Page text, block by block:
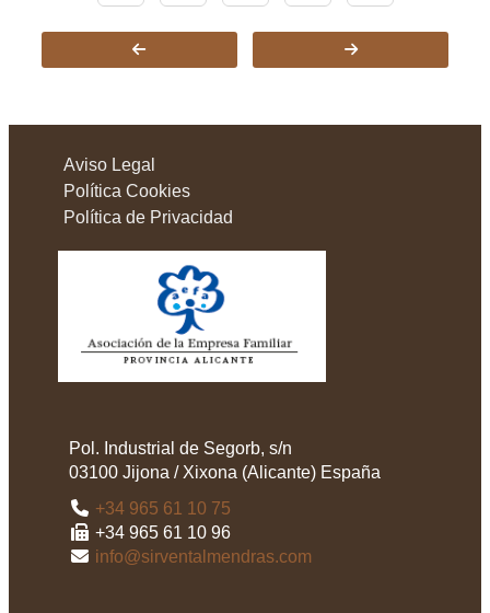
Aviso Legal
Política Cookies
Política de Privacidad
Pol. Industrial de Segorb, s/n
03100 Jijona / Xixona (Alicante) España
+34 965 61 10 75
+34 965 61 10 96
info@sirventalmendras.com